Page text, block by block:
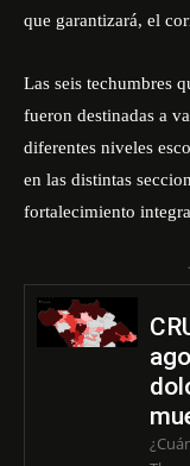
que garantizará, el
Las seis techumbres
fueron destinadas a
diferentes niveles
en las distintas
fortalecimiento